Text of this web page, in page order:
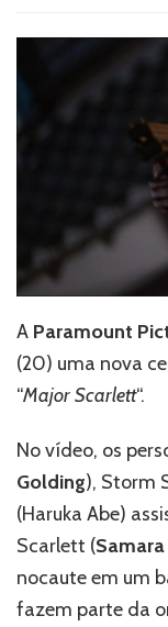
cena
Origens:
Major
Scarlett
A Paramount
(20) uma nova
“Major Scarlett“.
No vídeo, os
Golding), Storm
(Haruka Abe)
Scarlett (
nocaute em um
fazem parte da